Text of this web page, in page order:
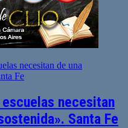
necesitan
Santa Fe